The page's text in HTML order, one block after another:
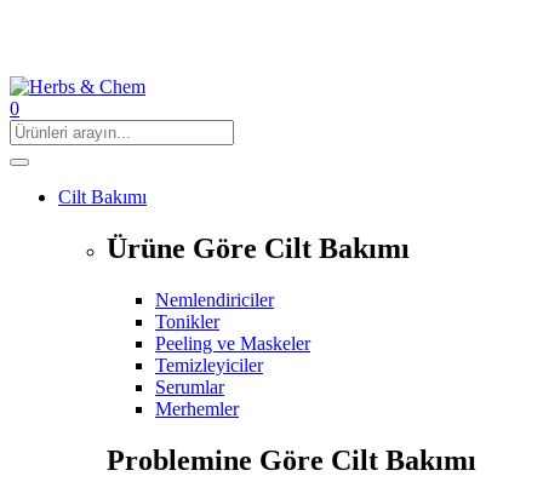
0
Cilt Bakımı
Ürüne Göre Cilt Bakımı
Nemlendiriciler
Tonikler
Peeling ve Maskeler
Temizleyiciler
Serumlar
Merhemler
Problemine Göre Cilt Bakımı